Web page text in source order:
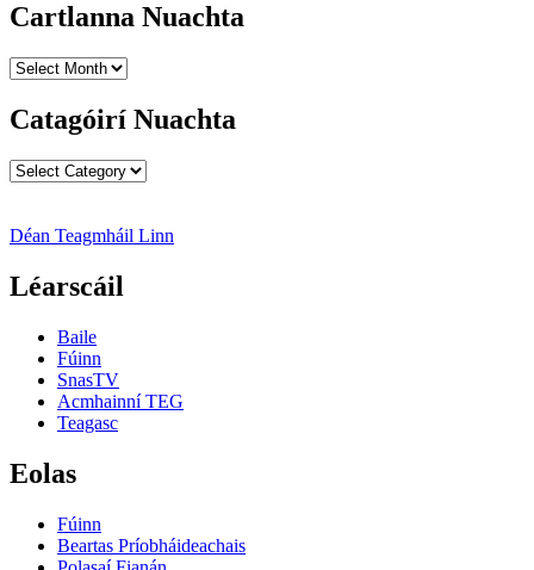
Cartlanna Nuachta
Cartlanna
Catagóirí Nuachta
Catagóirí
Déan Teagmháil Linn
Léarscáil
Baile
Fúinn
SnasTV
Acmhainní TEG
Teagasc
Eolas
Fúinn
Beartas Príobháideachais